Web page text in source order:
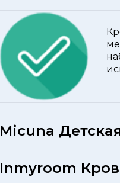
Micuna
Inmyroom